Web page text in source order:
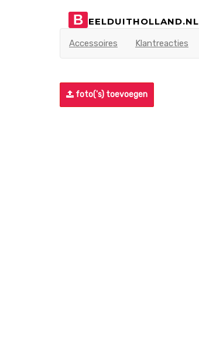
B EELDUITHOLLAND.NL
Accessoires Klantreacties
foto('s) toevoegen